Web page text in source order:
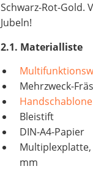
Schwarz-Rot-Gold.
Jubeln!
2.1. Materialliste
Mehrzweck-
Bleistift
DIN-A4-Papier
Multiplexplatte,
mm